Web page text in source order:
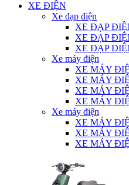
XE ĐIỆN
Xe đạp điện
XE ĐẠP
XE ĐẠP
XE ĐẠP
Xe máy điện
XE MÁY
XE MÁY
XE MÁY
XE MÁY
Xe máy điện
XE MÁY
XE MÁY
XE MÁY